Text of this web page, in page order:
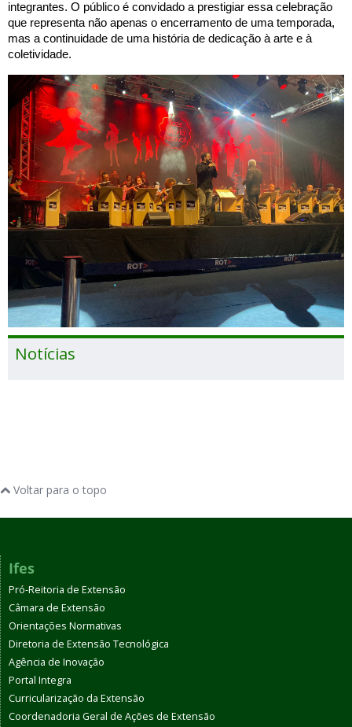
integrantes. O público é convidado a prestigiar essa celebração
que representa não apenas o encerramento de uma temporada,
mas a continuidade de uma história de dedicação à arte e à
coletividade.
Notícias
Voltar para o topo
Ifes
Pró-Reitoria de Extensão
Câmara de Extensão
Orientações Normativas
Diretoria de Extensão Tecnológica
Agência de Inovação
Portal Integra
Curricularização da Extensão
Coordenadoria Geral de Ações de Extensão